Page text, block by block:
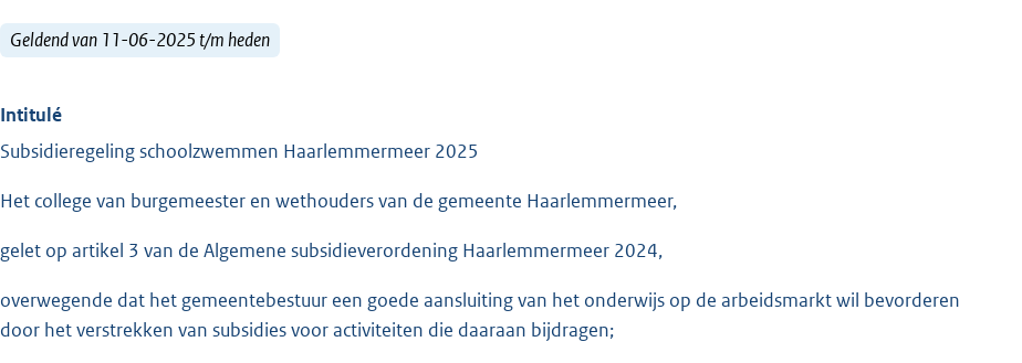
Geldend van 11-06-2025 t/m heden
Intitulé
Subsidieregeling schoolzwemmen Haarlemmermeer 2025
Het college van burgemeester en wethouders van de gemeente Haarlemmermeer,
gelet op artikel 3 van de Algemene subsidieverordening Haarlemmermeer 2024,
overwegende dat het gemeentebestuur een goede aansluiting van het onderwijs op de arbeidsmarkt wil bevorderen
door het verstrekken van subsidies voor activiteiten die daaraan bijdragen;